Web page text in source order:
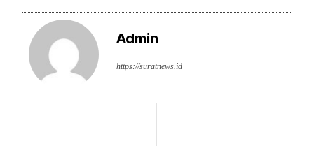
Admin
https://suratnews.id